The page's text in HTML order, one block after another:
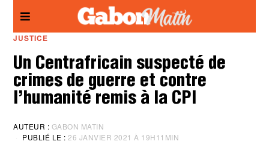
JUSTICE
Un Centrafricain suspecté de
crimes de guerre et contre
l’humanité remis à la CPI
AUTEUR : GABON MATIN
PUBLIÉ LE : 26 JANVIER 2021 À 19H11MIN
Panneau de gestion des cookies